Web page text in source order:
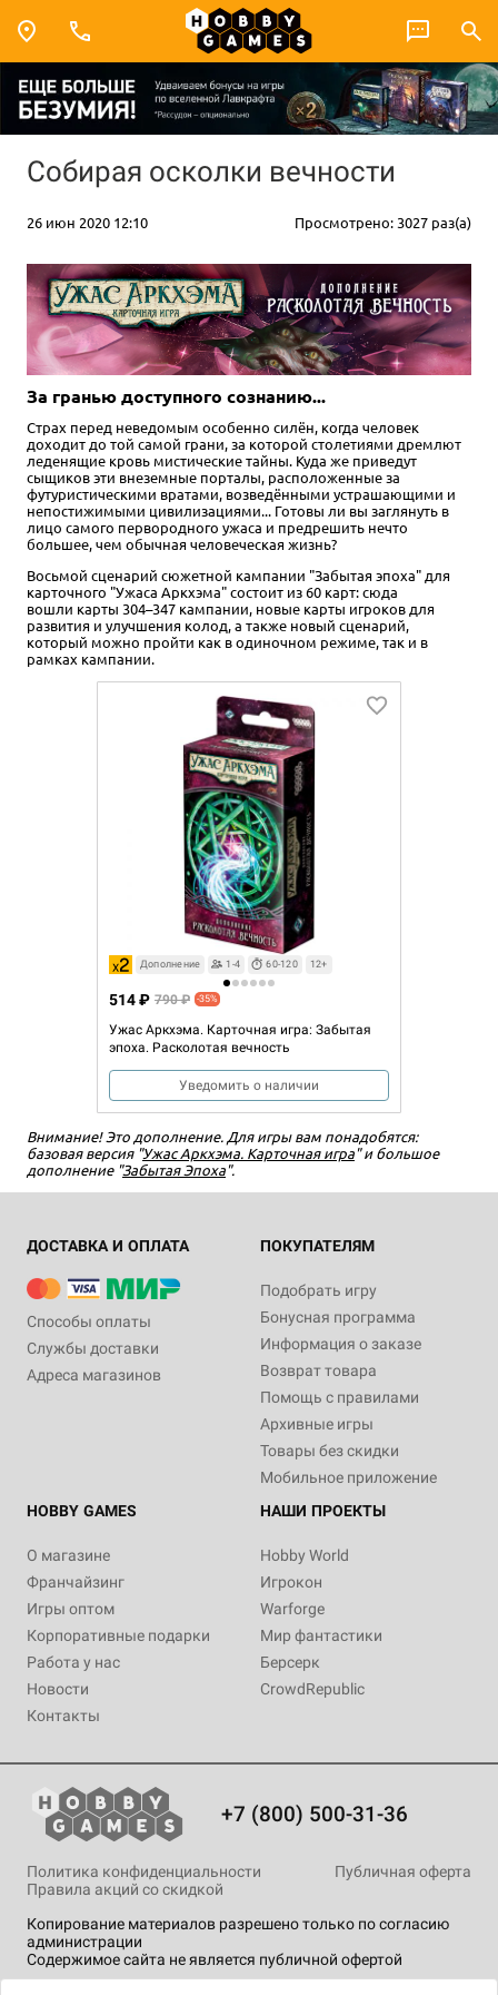
Собирая осколки вечности
26 июн 2020 12:10 Просмотрено: 3027 раз(а)
За гранью доступного сознанию...
Страх перед неведомым особенно силён, когда человек
доходит до той самой грани, за которой столетиями дремлют
леденящие кровь мистические тайны. Куда же приведут
сыщиков эти внеземные порталы, расположенные за
футуристическими вратами, возведёнными устрашающими и
непостижимыми цивилизациями... Готовы ли вы заглянуть в
лицо самого первородного ужаса и предрешить нечто
большее, чем обычная человеческая жизнь?
Восьмой сценарий сюжетной кампании "Забытая эпоха" для
карточного "Ужаса Аркхэма" состоит из 60 карт: сюда
вошли карты 304–347 кампании, новые карты игроков для
развития и улучшения колод, а также новый сценарий,
который можно пройти как в одиночном режиме, так и в
рамках кампании.
Дополнение 1-4 60-120 12+
Ужас Аркхэма. Карточная игра: Забытая
эпоха. Расколотая вечность
514 ₽ 790 ₽ -35%
Уведомить о наличии
Внимание! Это дополнение. Для игры вам понадобятся:
базовая версия "Ужас Аркхэма. Карточная игра" и большое
дополнение "Забытая Эпоха".
ДОСТАВКА И ОПЛАТА
Способы оплаты
Службы доставки
Адреса магазинов
ПОКУПАТЕЛЯМ
Подобрать игру
Бонусная программа
Информация о заказе
Возврат товара
Помощь с правилами
Архивные игры
Товары без скидки
Мобильное приложение
HOBBY GAMES
О магазине
Франчайзинг
Игры оптом
Корпоративные подарки
Работа у нас
Новости
Контакты
НАШИ ПРОЕКТЫ
Hobby World
Игрокон
Warforge
Мир фантастики
Берсерк
CrowdRepublic
+7 (800) 500-31-36
Копирование материалов разрешено только по согласию
администрации
Содержимое сайта не является публичной офертой
Политика конфиденциальности
Публичная оферта
Правила акций со скидкой